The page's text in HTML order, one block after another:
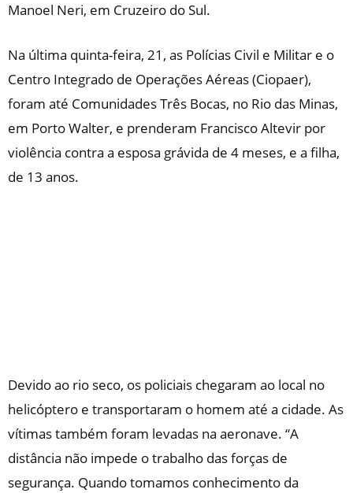
Manoel Neri, em Cruzeiro do Sul.
Na última quinta-feira, 21, as Polícias Civil e Militar e o
Centro Integrado de Operações Aéreas (Ciopaer),
foram até Comunidades Três Bocas, no Rio das Minas,
em Porto Walter, e prenderam Francisco Altevir por
violência contra a esposa grávida de 4 meses, e a filha,
de 13 anos.
Devido ao rio seco, os policiais chegaram ao local no
helicóptero e transportaram o homem até a cidade. As
vítimas também foram levadas na aeronave. “A
distância não impede o trabalho das forças de
segurança. Quando tomamos conhecimento da